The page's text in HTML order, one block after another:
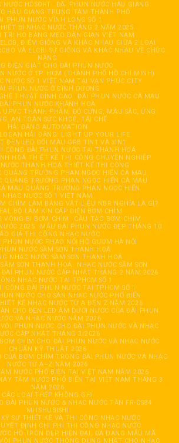
HDSOFT
ĐÀI PHUN NƯỚC HÂỤ GIANG
HẬU GIANG TRUNG TÂM THÀNH PHỐ
PHUN NƯỚC VĨNH LONG SỐ 1
BỊ NHẠC NƯỚC THÁNG 2 NĂM 2025
TRỊ HO BẰNG MẸO DÂN GIAN VIỆT NAM
ĐIỂM GIỐNG VÀ KHÁC NHAU GIỮA 2 LOẠI
VÀ ELCB: SỰ GIỐNG VÀ KHÁC NHAU VỀ CHỨC
NĂNG
ĐIỆN GIẬT CHO ĐÀI PHUN NƯỚC
NƯỚC Ở TP. HCM (THÀNH PHỐ HỒ CHÍ MINH)
NƯỚC SỐ 1 VIỆT NAM TẠI VẠN PHÚC CITY
PHUN NƯỚC Ở BÌNH DƯƠNG
THUẬT ĐỈNH CAO
ĐÀI PHUN NƯỚC CÀ MAU
ĐÀI PHUN NƯỚC KHÁNH HOÀ
UPVC THÀNH PHẦN, ĐỘ CỨNG, MÀU SẮC, ỨNG
AN TOÀN SỨC KHOẺ, TÁI CHẾ
HẢI ĐĂNG AUTOMATION
HẢI ĐĂNG: LIGHT UP YOUR LIFE
ĐÈN LED ĐỔI MÀU GRB 1IN1 VÀ 3IN1
CÔNG ĐÀI PHUN NƯỚC TẠI THANH HOÁ
HOÁ THIẾT KẾ THI CÔNG CHUYÊN NGHIỆP
THANH HOÁ THIẾT KẾ THI CÔNG
QUẢNG TRƯỜNG PHAN NGỌC HIỂN CÀ MAU
QUẢNG TRƯỜNG PHAN NGỌC HIỂN CÀ MAU
MAU QUẢNG TRƯỜNG PHAN NGỌC HIỂN
NHẠC NƯỚC SỐ 1 VIỆT NAM
CHÌM LÀM BẰNG VẬT LIỆU NBR NGHĨA LÀ GÌ?
BỘ LÀM KÍN CÁP ĐIỆN BƠM CHÌM
VÒNG BI BƠM CHÌM
CẦU TẠO BƠM CHÌM
2025
MẪU ĐÀI PHUN NƯỚC ĐẸP THÁNG 10
GIÁ THI CÔNG NHẠC NƯỚC
NƯỚC PHAO NỔI HỒ GƯƠM HÀ NỘI
NƯỚC SẦM SƠN THANH HOÁ
NHẠC NƯỚC SẦM SƠN THANH HOÁ
SƠN THANH HOÁ
NHẠC NƯỚC SẦM SƠN
ĐÀI PHUN NƯỚC CẬP NHẬT THÁNG 2 NĂM 2026
NHẠC NƯỚC TẠI TPHCM SỐ 1
CÔNG ĐÀI PHUN NƯỚC TẠI TPHCM SỐ 1
NƯỚC CHO SÀN NHẠC NƯỚC PHỔ BIẾN
KẾ NHẠC NƯỚC TỪ A ĐẾN Z NĂM 2026
CHO ĐÈN LED ÂM DƯỚI NƯỚC CỦA ĐÀI PHUN
VÀ NHẠC NƯỚC NĂM 2026
PHUN NƯỚC CHO ĐÀI PHUN NƯỚC VÀ NHẠC
CẬP NHẬT THÁNG 3/2026
CHÌM CHO ĐÀI PHUN NƯỚC VÀ NHẠC NƯỚC
CHUẨN KỸ THUẬT 2026
CỦA BƠM CHÌM TRONG ĐÀI PHUN NƯỚC VÀ NHẠC
NƯỚC TỪ A–Z NĂM 2026
NƯỚC PHỔ BIẾN TẠI VIỆT NAM NĂM 2026
TĂM NƯỚC PHỔ BIẾN TẠI VIỆT NAM THÁNG 3
NĂM 2026
CÁC LOẠI THÉP KHÔNG GHỈ
ĐÀI PHUN NƯỚC & NHẠC NƯỚC TẦN FR-CS84
MITSHUBISHI
SƯ THIẾT KẾ VÀ THI CÔNG NHẠC NƯỚC
ĐỊNH CHI PHÍ THI CÔNG NHẠC NƯỚC
HỒ TRÒN ĐẸP, HIỆN ĐẠI, ĐA DẠNG MẪU MÃ
PHUN NƯỚC THÔNG DỤNG NHẤT CHO NHẠC